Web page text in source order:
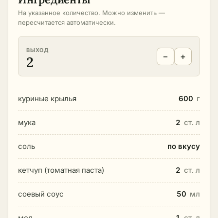
На указанное количество. Можно изменить —
пересчитается автоматически.
ВЫХОД
2 − +
куриные крылья 600 г
мука 2 ст. л
соль по вкусу
кетчуп (томатная паста) 2 ст. л
соевый соус 50 мл